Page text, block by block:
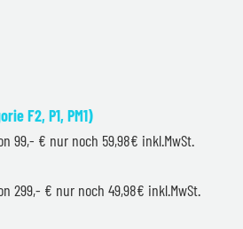
F2, P1, PM1)
99,- € nur noch 59,98€ inkl.MwSt.
299,- € nur noch 49,98€ inkl.MwSt.